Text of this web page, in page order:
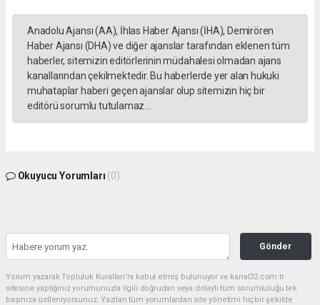
Anadolu Ajansı (AA), İhlas Haber Ajansı (İHA), Demirören
Haber Ajansı (DHA) ve diğer ajanslar tarafından eklenen tüm
haberler, sitemizin editörlerinin müdahalesi olmadan ajans
kanallarından çekilmektedir. Bu haberlerde yer alan hukuki
muhataplar haberi geçen ajanslar olup sitemizin hiç bir
editörü sorumlu tutulamaz...
Okuyucu Yorumları (0)
Gönder
Yorum yazarak Topluluk Kuralları’nı kabul etmiş bulunuyor ve kanal32.com.tr
sitesine yaptığınız yorumunuzla ilgili doğrudan veya dolaylı tüm sorumluluğu tek
başınıza üstleniyorsunuz. Yazılan tüm yorumlardan site yönetimi hiçbir şekilde